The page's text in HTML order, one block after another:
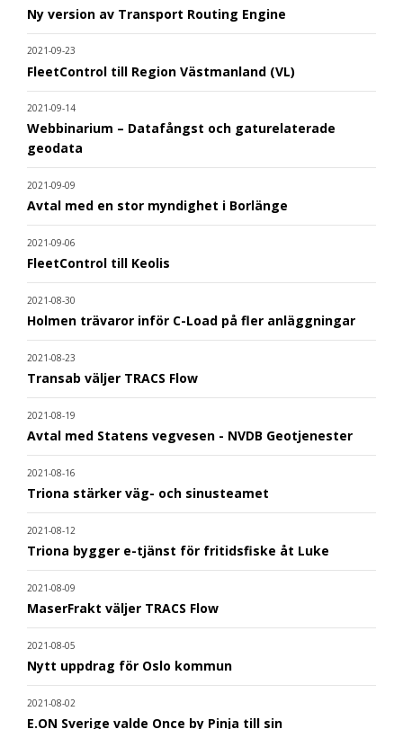
Ny version av Transport Routing Engine
2021-09-23
FleetControl till Region Västmanland (VL)
2021-09-14
Webbinarium – Datafångst och gaturelaterade
geodata
2021-09-09
Avtal med en stor myndighet i Borlänge
2021-09-06
FleetControl till Keolis
2021-08-30
Holmen trävaror inför C-Load på fler anläggningar
2021-08-23
Transab väljer TRACS Flow
2021-08-19
Avtal med Statens vegvesen - NVDB Geotjenester
2021-08-16
Triona stärker väg- och sinusteamet
2021-08-12
Triona bygger e-tjänst för fritidsfiske åt Luke
2021-08-09
MaserFrakt väljer TRACS Flow
2021-08-05
Nytt uppdrag för Oslo kommun
2021-08-02
E.ON Sverige valde Once by Pinja till sin